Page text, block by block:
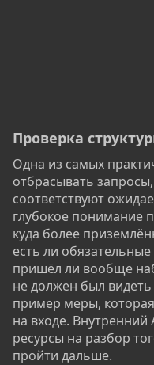
Проверка
Одна из самых
отбрасывать
соответствуют
глубокое понимание
куда более
есть ли
пришёл ли вообще
не должен был
пример меры,
на входе. Внутренний
ресурсы на разбор
пройти дальше.